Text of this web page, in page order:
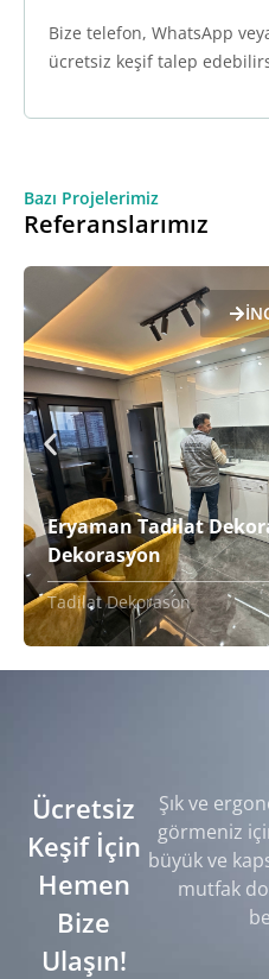
Bize telefon, WhatsApp
ücretsiz keşif talep
Bazı Projelerimiz
Referanslarımız
Eryaman Tadilat
Dekorasyon
Tadilat Dekorason
Ücretsiz
Keşif İçin
Hemen
Bize
Ulaşın!
Şık ve
görmeniz
büyük ve
mutfak